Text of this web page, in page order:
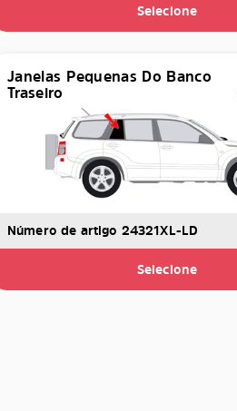
Selecione
Janelas Pequenas Do Banco
Traseiro
Número de artigo 24321XL-LD
Selecione